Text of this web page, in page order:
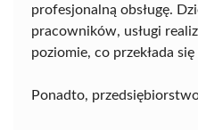
profesjonalną obsługę.
pracowników, usługi
poziomie, co przekłada
Ponadto,